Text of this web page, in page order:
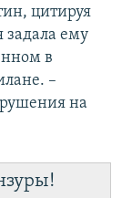
цитируя
задала ему
в
–
на